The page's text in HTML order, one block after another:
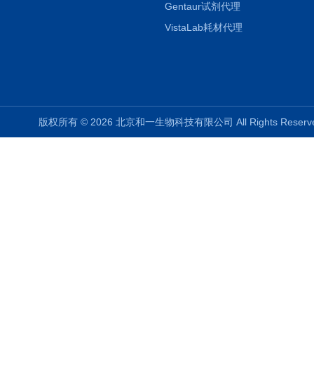
Gentaur试剂代理
VistaLab耗材代理
版权所有 © 2026 北京和一生物科技有限公司 All Rights